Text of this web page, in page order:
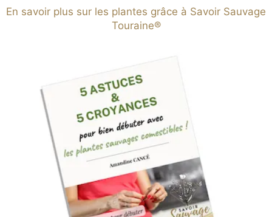
En savoir plus sur les plantes grâce à Savoir Sauvage
Touraine®